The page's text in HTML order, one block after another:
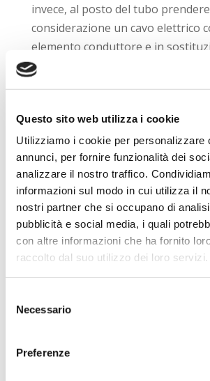
Questo sito web utilizza i cookie
Utilizziamo i cookie per personalizzare
annunci, per fornire funzionalità dei
analizzare il nostro traffico.
informazioni sul modo in cui utilizza il
nostri partner che si occupano di
pubblicità e social media, i quali
con altre informazioni che ha fornito
raccolto dal suo utilizzo dei loro servizi.
delNecessario
Preferenze
invece, al posto del tubo
considerazione un cavo elettrico
elemento conduttore e in
flusso d’acqua sarà analizzata la
Se, nel caso di un circuito idraulico
scorre più velocemente
differenza di altezza, in quello
invece, si ha unadifferenza di
elettrico, latensioneappunto,
all’aumentare della quale cresce
l’intensità della corrente.
Questi avviene all’interno di un
dove, all’aumentare della
movimento degli elettroni,
Volt (V)